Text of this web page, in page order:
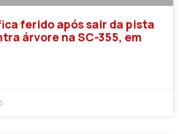
ferido após sair da pista
árvore na SC-355, em